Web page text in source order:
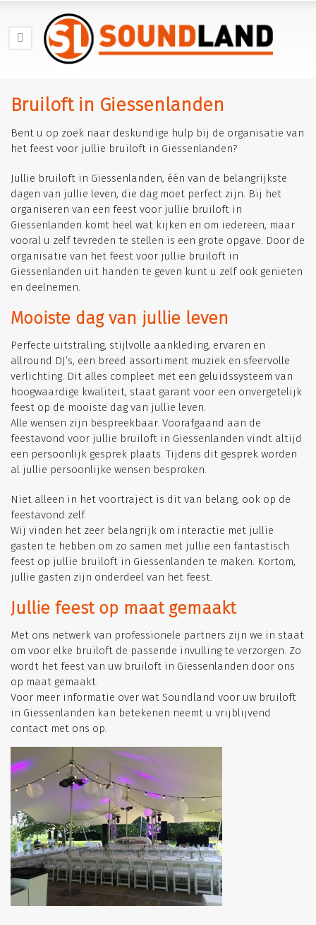
Bruiloft in Giessenlanden
Bent u op zoek naar deskundige hulp bij de organisatie van
het feest voor jullie bruiloft in Giessenlanden?
Jullie bruiloft in Giessenlanden, één van de belangrijkste
dagen van jullie leven, die dag moet perfect zijn. Bij het
organiseren van een feest voor jullie bruiloft in
Giessenlanden komt heel wat kijken en om iedereen, maar
vooral u zelf tevreden te stellen is een grote opgave. Door de
organisatie van het feest voor jullie bruiloft in
Giessenlanden uit handen te geven kunt u zelf ook genieten
en deelnemen.
Mooiste dag van jullie leven
Perfecte uitstraling, stijlvolle aankleding, ervaren en
allround DJ’s, een breed assortiment muziek en sfeervolle
verlichting. Dit alles compleet met een geluidssysteem van
hoogwaardige kwaliteit, staat garant voor een onvergetelijk
feest op de mooiste dag van jullie leven.
Alle wensen zijn bespreekbaar. Voorafgaand aan de
feestavond voor jullie bruiloft in Giessenlanden vindt altijd
een persoonlijk gesprek plaats. Tijdens dit gesprek worden
al jullie persoonlijke wensen besproken.
Niet alleen in het voortraject is dit van belang, ook op de
feestavond zelf.
Wij vinden het zeer belangrijk om interactie met jullie
gasten te hebben om zo samen met jullie een fantastisch
feest op jullie bruiloft in Giessenlanden te maken. Kortom,
jullie gasten zijn onderdeel van het feest.
Jullie feest op maat gemaakt
Met ons netwerk van professionele partners zijn we in staat
om voor elke bruiloft de passende invulling te verzorgen. Zo
wordt het feest van uw bruiloft in Giessenlanden door ons
op maat gemaakt.
Voor meer informatie over wat Soundland voor uw bruiloft
in Giessenlanden kan betekenen neemt u vrijblijvend
contact met ons op.